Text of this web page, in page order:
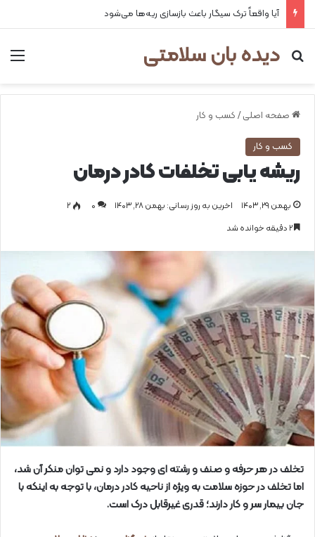
آیا واقعاً ترک سیگار باعث بازسازی ریه‌ها می‌شود
دیده بان سلامتی
جستجو برای
صفحه اصلی / کسب و کار
کسب و کار
ریشه یابی تخلفات کادر درمان
بهمن ۲۹, ۱۴۰۳ اخرین به روز رسانی: بهمن ۲۸, ۱۴۰۳ 0
۲
تخلف در هر حرفه و صنف و رشته ای وجود دارد و نمی توان منکر آن شد،
اما تخلف در حوزه سلامت به ویژه از ناحیه کادر درمان، با توجه به اینکه با
جان بیمار سر و کار دارند؛ قدری غیرقابل درک است.